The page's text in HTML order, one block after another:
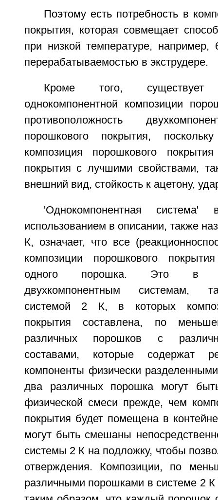
Поэтому есть потребность в
покрытия, которая совмещает
при низкой температуре,
перерабатываемостью в экструдере.
Кроме того, существует
однокомпонентной композиции
противоположность
порошкового покрытия,
композиция порошкового
покрытия с лучшими свойствами,
внешний вид, стойкость к ацетону,
'Однокомпонентная система'
использованием в описании, также
К, означает, что все
композиции порошкового
одного порошка. Это в
двухкомпонентным системам,
системой 2 К, в которых
покрытия составлена, по
различных порошков с
составами, которые содержат
компоненты физически
два различных порошка могут
физической смеси прежде, чем
покрытия будет помещена в
могут быть смешаны
системы 2 К на подложку, чтобы
отверждения. Композиции, по
различными порошками в системе 2